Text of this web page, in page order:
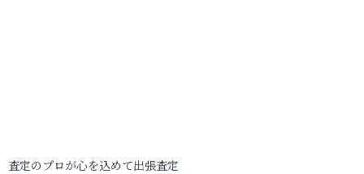
査定のプロが心を込めて出張査定